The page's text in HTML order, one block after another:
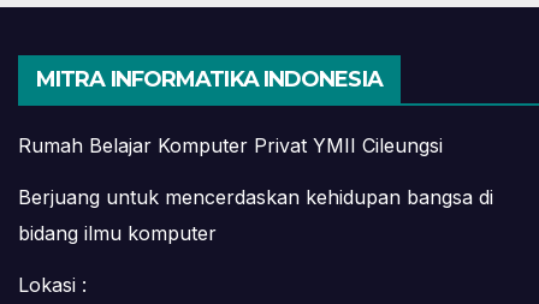
MITRA INFORMATIKA INDONESIA
Rumah Belajar Komputer Privat YMII Cileungsi
Berjuang untuk mencerdaskan kehidupan bangsa di
bidang ilmu komputer
Lokasi :